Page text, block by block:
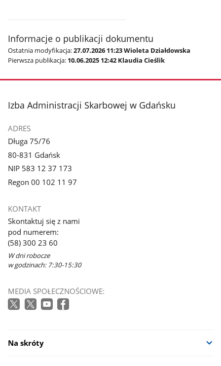
Informacje o publikacji dokumentu
Ostatnia modyfikacja:27.07.2026 11:23 Wioleta Działdowska
Pierwsza publikacja: 10.06.2025 12:42 Klaudia Cieślik
stopka
Izba Administracji Skarbowej w Gdańsku
ADRES
Długa 75/76
80-831 Gdańsk
NIP 583 12 37 173
Regon 00 102 11 97
KONTAKT
Skontaktuj się z nami
pod numerem:
(58) 300 23 60
W dni robocze
w godzinach: 7:30-15:30
MEDIA SPOŁECZNOŚCIOWE:
Na skróty